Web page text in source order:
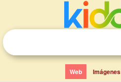
Web Imágenes